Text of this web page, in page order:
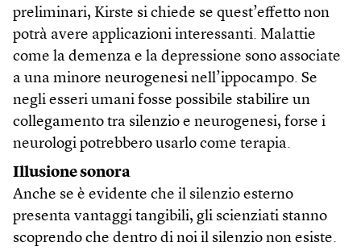
preliminari, Kirste si chiede se quest’effetto non
potrà avere applicazioni interessanti. Malattie
come la demenza e la depressione sono associate
a una minore neurogenesi nell’ippocampo. Se
negli esseri umani fosse possibile stabilire un
collegamento tra silenzio e neurogenesi, forse i
neurologi potrebbero usarlo come terapia.
Illusione sonora
Anche se è evidente che il silenzio esterno
presenta vantaggi tangibili, gli scienziati stanno
scoprendo che dentro di noi il silenzio non esiste.